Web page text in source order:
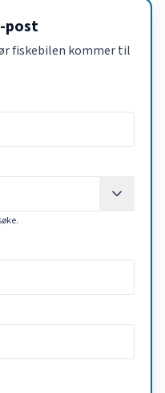
post
fiskebilen kommer til